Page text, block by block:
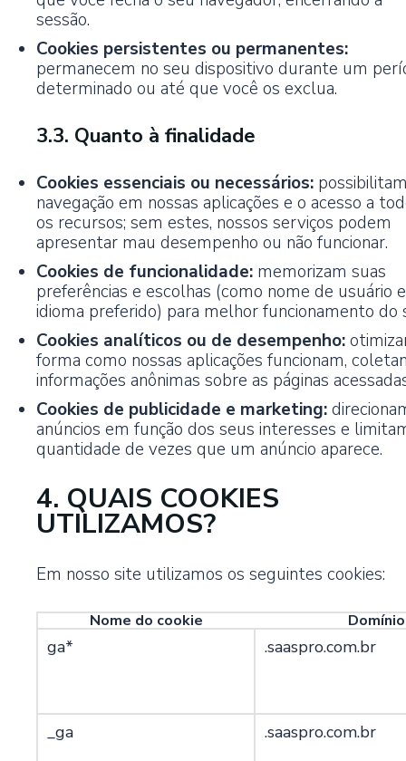
sessão.
Cookies persistentes ou permanentes:
permanecem no seu dispositivo durante um
determinado ou até que você os exclua.
3.3. Quanto à finalidade
Cookies essenciais ou necessários:
navegação em nossas aplicações e o acesso a
os recursos; sem estes, nossos serviços podem
apresentar mau desempenho ou não funcionar.
Cookies de funcionalidade: memorizam suas
preferências e escolhas (como nome de usuário e
idioma preferido) para melhor funcionamento do
Cookies analíticos ou de desempenho:
forma como nossas aplicações funcionam,
informações anônimas sobre as páginas
Cookies de publicidade e marketing:
anúncios em função dos seus interesses e
quantidade de vezes que um anúncio aparece.
4. QUAIS COOKIES
UTILIZAMOS?
Em nosso site utilizamos os seguintes cookies:
Nome do cookie Domínio
ga* .saaspro.com.br
_ga .saaspro.com.br